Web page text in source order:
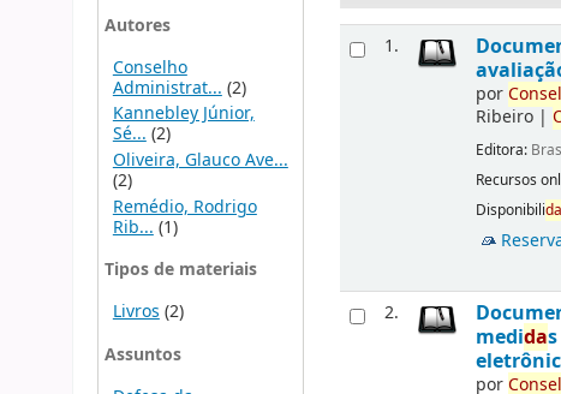
Autores
Conselho
Administrat... (2)
Kannebley Júnior,
Sé...(2)
Oliveira, Glauco Ave...
(2)
Remédio, Rodrigo
Rib... (1)
Tipos de materiais
Livros (2)
Assuntos
1.
por
Ribeiro |
Editora:
Recursos
Disponibili
2.
medida
por